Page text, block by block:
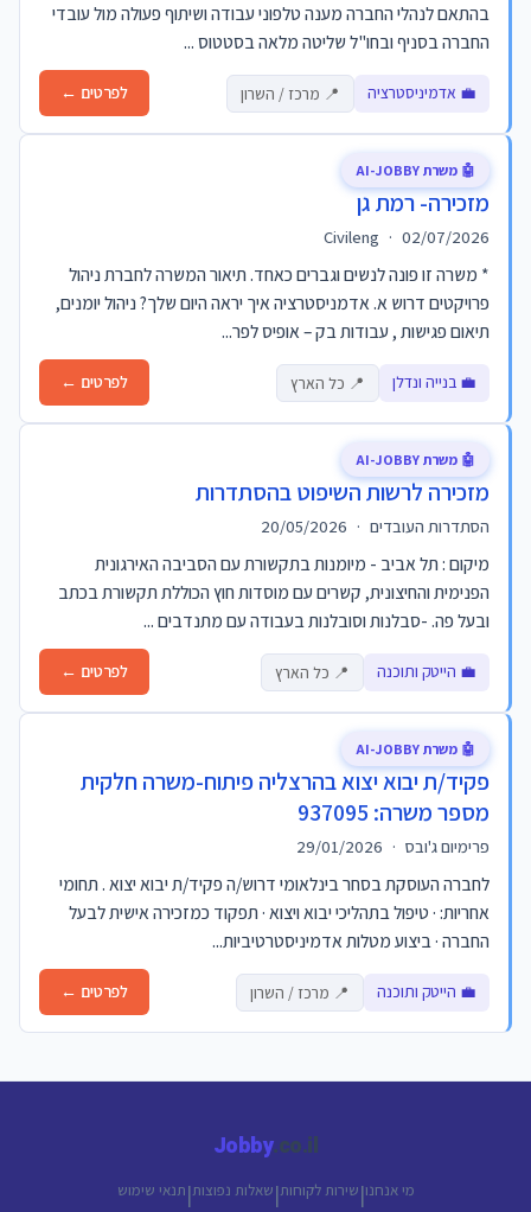
בהתאם לנהלי החברה מענה טלפוני עבודה ושיתוף פעולה מול עובדי
החברה בסניף ובחו"ל שליטה מלאה בסטטוס ...
💼 אדמיניסטרציה 📍 מרכז / השרון לפרטים ←
מזכירה- רמת גן
Civileng · 02/07/2026
* משרה זו פונה לנשים וגברים כאחד. תיאור המשרה לחברת ניהול
פרויקטים דרוש א. אדמניסטרציה איך יראה היום שלך? ניהול יומנים,
תיאום פגישות , עבודות בק – אופיס לפר...
💼 בנייה ונדלן 📍 כל הארץ לפרטים ←
🤖 משרת AI-JOBBY
מזכירה לרשות השיפוט בהסתדרות
הסתדרות העובדים ·
מיקום : תל אביב - מיומנות בתקשורת עם הסביבה האירגונית
הפנימית והחיצונית, קשרים עם מוסדות חוץ הכוללת תקשורת בכתב
ובעל פה. -סבלנות וסובלנות בעבודה עם מתנדבים ...
💼 הייטק ותוכנה 📍 כל הארץ לפרטים ←
🤖 משרת AI-JOBBY
פקיד/ת יבוא יצוא בהרצליה פיתוח-משרה חלקית
מספר משרה: 937095
פרימיום ג'ובס ·
לחברה העוסקת בסחר בינלאומי דרוש/ה פקיד/ת יבוא יצוא . תחומי
אחריות: · טיפול בתהליכי יבוא ויצוא · תפקוד כמזכירה אישית לבעל
החברה · ביצוע מטלות אדמיניסטרטיביות...
💼 הייטק ותוכנה 📍 מרכז / השרון לפרטים ←
🤖 משרת AI-JOBBY
Jobby.co.il
מי אנחנו|שירות לקוחות|שאלות נפוצות|תנאי שימוש